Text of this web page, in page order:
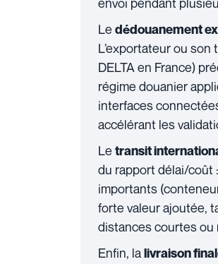
Le dédouanement
L’exportateur ou
DELTA en France)
régime douanier
interfaces
accélérant les
Le transit
du rapport délai/coût
importants
forte valeur ajoutée,
distances courtes ou
Enfin, lalivraison